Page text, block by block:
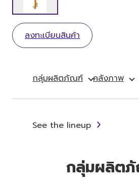
ลงทะเบียนสินค้า
กลุ่มผลิตภัณฑ์ คลังภาพ
See the lineup
กลุ่มผลิต